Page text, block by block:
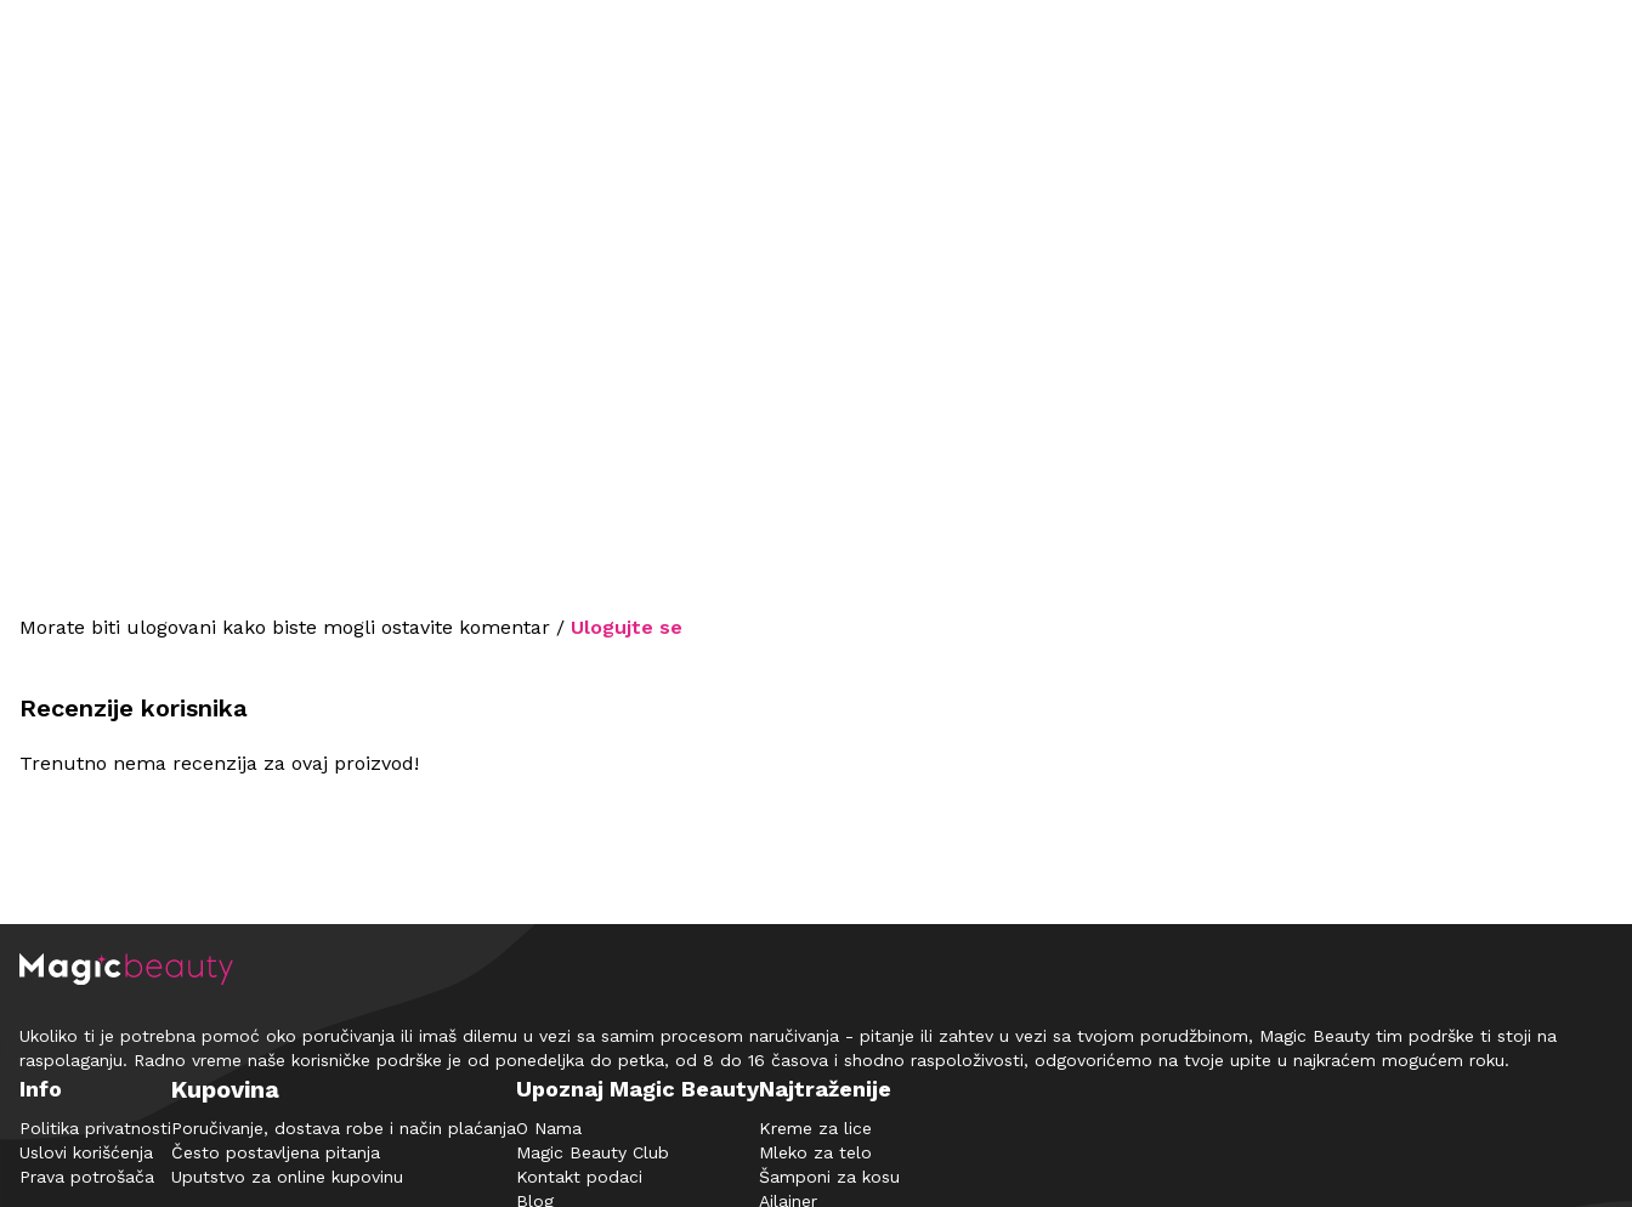
Morate biti ulogovani kako biste mogli ostavite komentar / Ulogujte se
Recenzije korisnika
Trenutno nema recenzija za ovaj proizvod!
Ukoliko ti je potrebna pomoć oko poručivanja ili imaš dilemu u vezi sa samim procesom naručivanja - pitanje ili zahtev u vezi sa tvojom porudžbinom, Magic Beauty tim podrške ti stoji na
raspolaganju. Radno vreme naše korisničke podrške je od ponedeljka do petka, od 8 do 16 časova i shodno raspoloživosti, odgovorićemo na tvoje upite u najkraćem mogućem roku.
Info
Politika privatnosti
Uslovi korišćenja
Prava potrošača
Kupovina
Poručivanje, dostava robe i način plaćanja
Često postavljena pitanja
Uputstvo za online kupovinu
Upoznaj Magic Beauty
O Nama
Magic Beauty Club
Kontakt podaci
Blog
Najtraženije
Kreme za lice
Mleko za telo
Šamponi za kosu
Ajlajner